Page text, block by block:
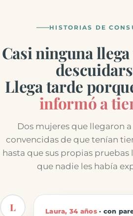
HISTORIAS DE
Casi ninguna
Llega tarde
informó a
Dos mujeres que llegaron
convencidas de que tenían
hasta que sus propias pruebas
que nadie les había
L Laura, 34 años· con